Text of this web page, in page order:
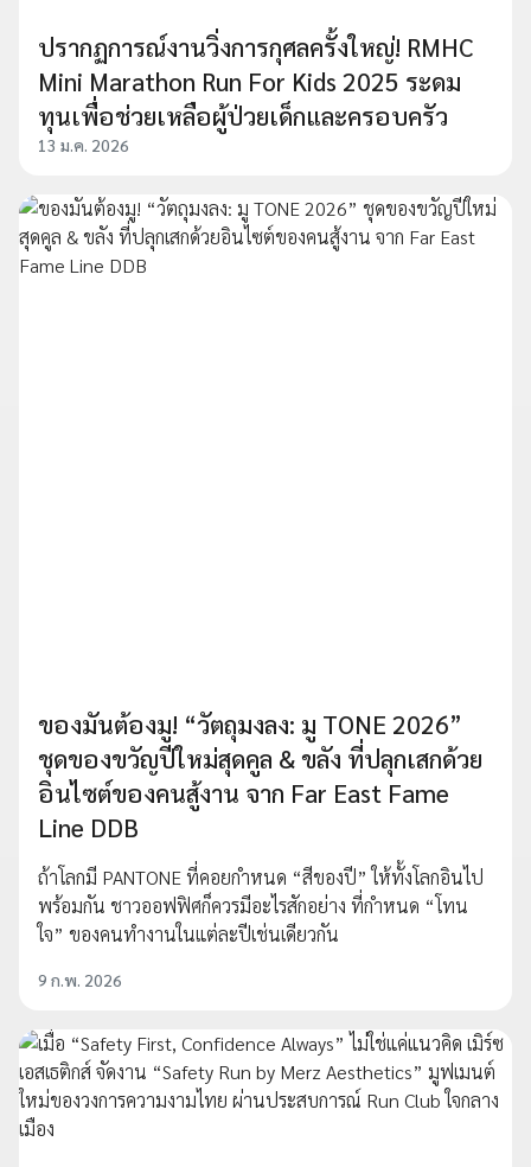
ปรากฏการณ์งานวิ่งการกุศลครั้งใหญ่! RMHC
Mini Marathon Run For Kids 2025 ระดม
ทุนเพื่อช่วยเหลือผู้ป่วยเด็กและครอบครัว
13 ม.ค. 2026
ของมันต้องมู! “วัตถุมงลง: มู TONE 2026”
ชุดของขวัญปีใหม่สุดคูล & ขลัง ที่ปลุกเสกด้วย
อินไซต์ของคนสู้งาน จาก Far East Fame
Line DDB
ถ้าโลกมี PANTONE ที่คอยกำหนด “สีของปี” ให้ทั้งโลกอินไป
พร้อมกัน ชาวออฟฟิศก็ควรมีอะไรสักอย่าง ที่กำหนด “โทน
ใจ” ของคนทำงานในแต่ละปีเช่นเดียวกัน
9 ก.พ. 2026